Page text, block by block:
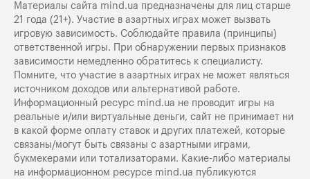
Материалы сайта mind.ua предназначены для лиц старше
21 года (21+). Участие в азартных играх может вызвать
игровую зависимость. Соблюдайте правила (принципы)
ответственной игры. При обнаружении первых признаков
зависимости немедленно обратитесь к специалисту.
Помните, что участие в азартных играх не может являться
источником доходов или альтернативой работе.
Информационный ресурс mind.ua не проводит игры на
реальные и/или виртуальные деньги, сайт не принимает ни
в какой форме оплату ставок и других платежей, которые
связаны/могут быть связаны с азартными играми,
букмекерами или тотализаторами. Какие-либо материалы
на информационном ресурсе mind.ua публикуются